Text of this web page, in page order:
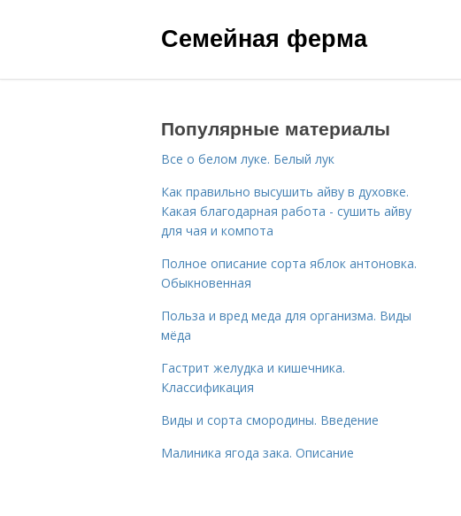
Семейная ферма
Популярные материалы
Все о белом луке. Белый лук
Как правильно высушить айву в духовке.
Какая благодарная работа - сушить айву
для чая и компота
Полное описание сорта яблок антоновка.
Обыкновенная
Польза и вред меда для организма. Виды
мёда
Гастрит желудка и кишечника.
Классификация
Виды и сорта смородины. Введение
Малиника ягода зака. Описание